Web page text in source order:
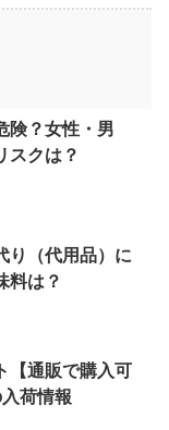
険？女性・男
スクは？
り（代用品）に
料は？
【通販で購入可
荷情報